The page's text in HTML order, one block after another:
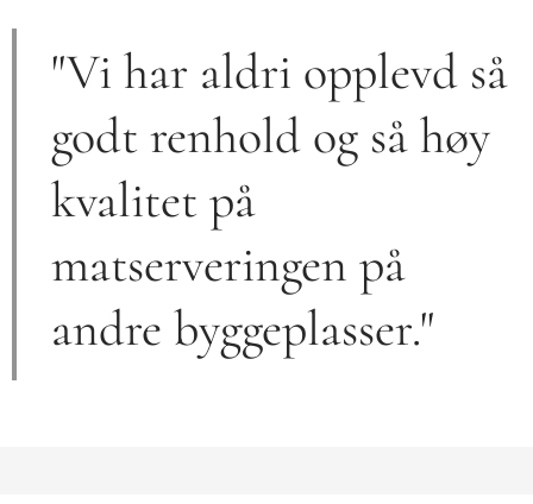
"Vi har aldri opplevd så
godt renhold og så høy
kvalitet på
matserveringen på
andre byggeplasser."